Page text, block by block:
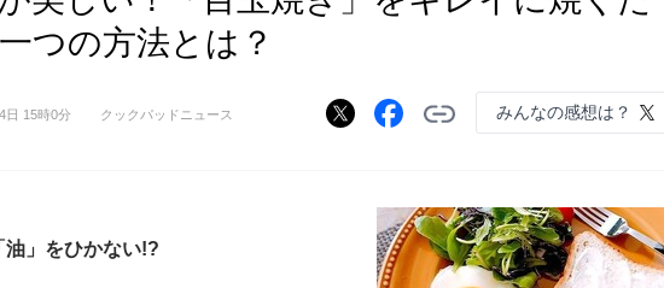
つの方法とは？
日 15時0分 クックパッドニュース みんなの感想は？
油」をひかない!?